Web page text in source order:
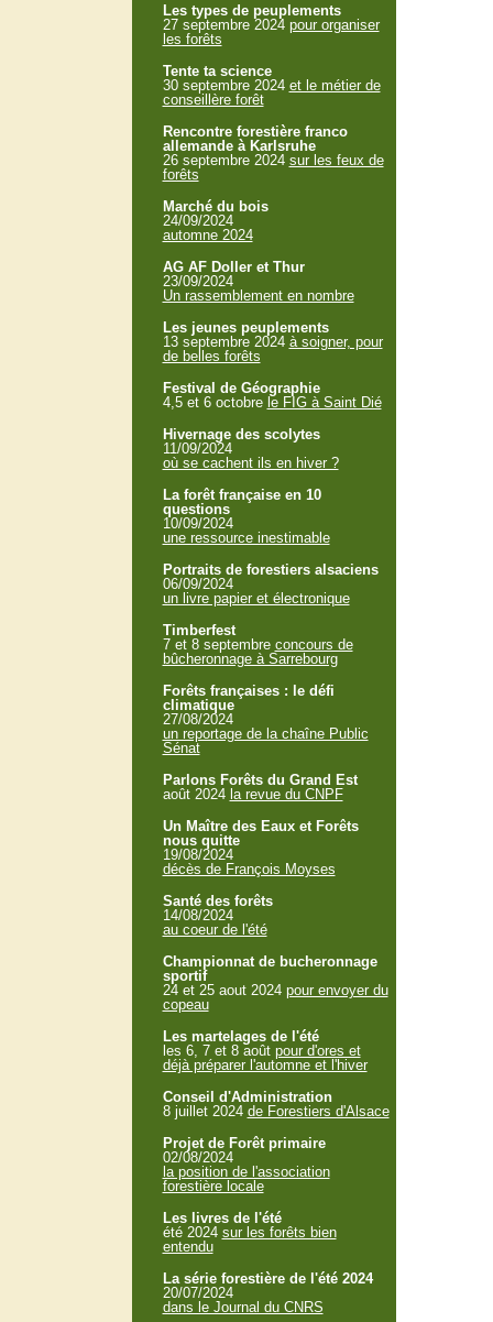
Les types de peuplements
27 septembre 2024 pour organiser
les forêts
Tente ta science
30 septembre 2024 et le métier de
conseillère forêt
Rencontre forestière franco
allemande à Karlsruhe
26 septembre 2024 sur les feux de
forêts
Marché du bois
24/09/2024
automne 2024
AG AF Doller et Thur
23/09/2024
Un rassemblement en nombre
Les jeunes peuplements
13 septembre 2024 à soigner, pour
de belles forêts
Festival de Géographie
4,5 et 6 octobre le FIG à Saint Dié
Hivernage des scolytes
11/09/2024
où se cachent ils en hiver ?
La forêt française en 10
questions
10/09/2024
une ressource inestimable
Portraits de forestiers alsaciens
06/09/2024
un livre papier et électronique
Timberfest
7 et 8 septembre concours de
bûcheronnage à Sarrebourg
Forêts françaises : le défi
climatique
27/08/2024
un reportage de la chaîne Public
Sénat
Parlons Forêts du Grand Est
août 2024 la revue du CNPF
Un Maître des Eaux et Forêts
nous quitte
19/08/2024
décès de François Moyses
Santé des forêts
14/08/2024
au coeur de l'été
Championnat de bucheronnage
sportif
24 et 25 aout 2024 pour envoyer du
copeau
Les martelages de l'été
les 6, 7 et 8 août pour d'ores et
déjà préparer l'automne et l'hiver
Conseil d'Administration
8 juillet 2024 de Forestiers d'Alsace
Projet de Forêt primaire
02/08/2024
la position de l'association
forestière locale
Les livres de l'été
été 2024 sur les forêts bien
entendu
La série forestière de l'été 2024
20/07/2024
dans le Journal du CNRS